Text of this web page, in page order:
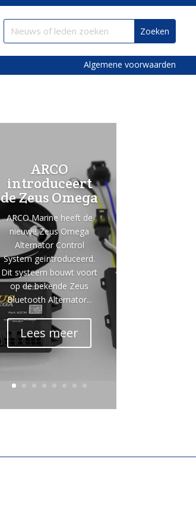
Algemene voorwaarden
ARCO
introduceert
de Zeus Omega
ARCO Marine heeft de
nieuwe Zeus Omega
Alternator Control
System geïntroduceerd.
Dit systeem bouwt voort
op de bekende Zeus
Bluetooth Alternator...
Lees meer